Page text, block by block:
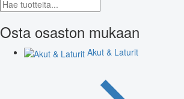
Osta osaston mukaan
Akut & Laturit